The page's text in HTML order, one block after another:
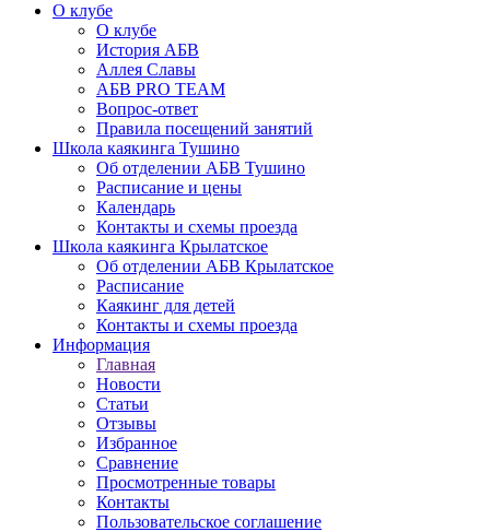
О клубе
О клубе
История АБВ
Аллея Славы
АБВ PRO TEAM
Вопрос-ответ
Правила посещений занятий
Школа каякинга Тушино
Об отделении АБВ Тушино
Расписание и цены
Календарь
Контакты и схемы проезда
Школа каякинга Крылатское
Об отделении АБВ Крылатское
Расписание
Каякинг для детей
Контакты и схемы проезда
Информация
Главная
Новости
Статьи
Отзывы
Избранное
Сравнение
Просмотренные товары
Контакты
Пользовательское соглашение